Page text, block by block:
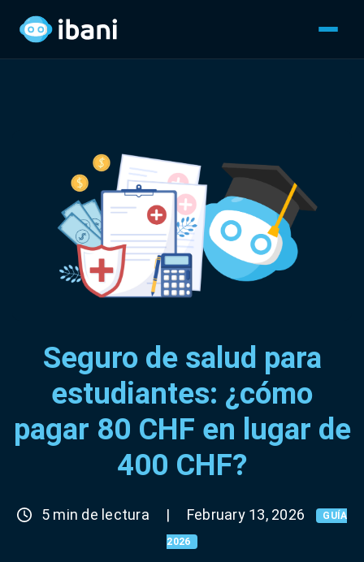
Seguro de salud para
estudiantes: ¿cómo
pagar 80 CHF en lugar de
400 CHF?
5 min de lectura | February 13, 2026 GUÍA
2026